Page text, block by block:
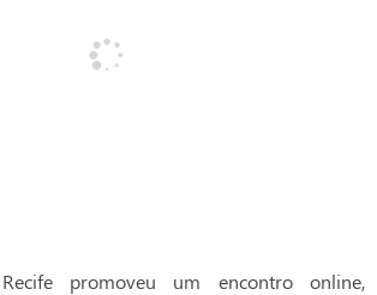
promoveu um encontro online,